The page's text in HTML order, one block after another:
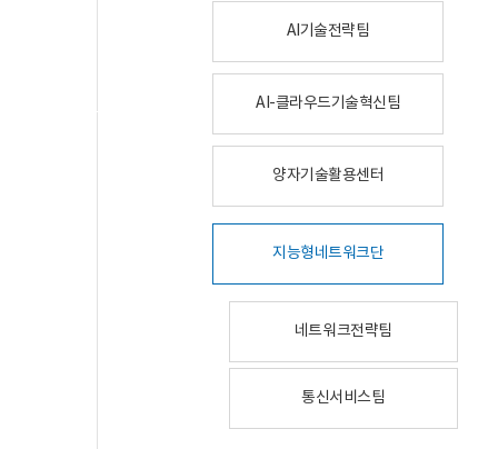
AI기술전략팀
AI-클라우드기술혁신팀
양자기술활용센터
지능형네트워크단
네트워크전략팀
통신서비스팀